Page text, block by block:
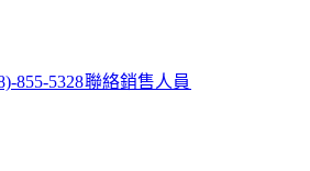
855-5328​​聯絡銷售人員​​